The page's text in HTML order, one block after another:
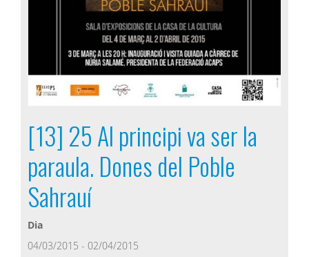
[13] 25 Al principi va ser la
paraula. Dones del Poble
Sahrauí
Dia
04/03/2015 - 02/04/2015